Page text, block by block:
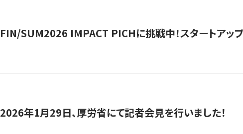
FIN/SUM2026 IMPACT PICHに挑戦中！スタートアッ
2026年1月29日、厚労省にて記者会見を行いました！